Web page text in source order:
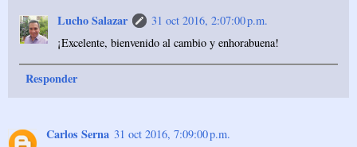
Lucho Salazar
31 oct 2016, 2:07:00 p.m.
¡Excelente, bienvenido al cambio y enhorabuena!
Responder
Carlos Serna 31 oct 2016, 7:09:00 p.m.